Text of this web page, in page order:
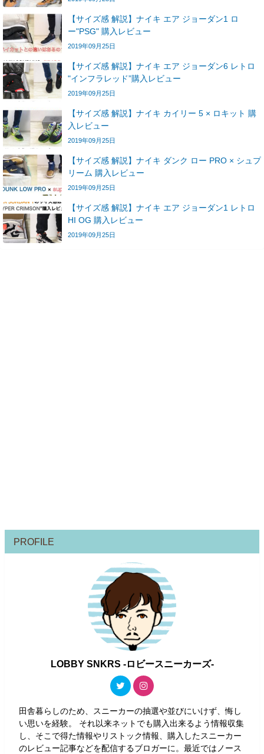
【サイズ感 解説】ナイキ エア ジョーダン1 ロ
ー"PSG" 購入レビュー
2019年09月25日
【サイズ感 解説】ナイキ エア ジョーダン6 レトロ
"インフラレッド”購入レビュー
2019年09月25日
【サイズ感 解説】ナイキ カイリー 5 × ロキット 購
入レビュー
2019年09月25日
【サイズ感 解説】ナイキ ダンク ロー PRO × シュプ
リーム 購入レビュー
2019年09月25日
【サイズ感 解説】ナイキ エア ジョーダン1 レトロ
HI OG 購入レビュー
2019年09月25日
PROFILE
LOBBY SNKRS -ロビースニーカーズ-
田舎暮らしのため、スニーカーの抽選や並びにいけず、悔し
い思いを経験。 それ以来ネットでも購入出来るよう情報収集
し、そこで得た情報やリストック情報、購入したスニーカー
のレビュー記事などを配信するブロガーに。最近ではノース